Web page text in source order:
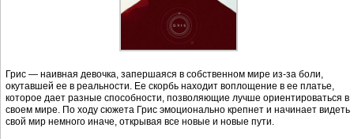
Грис — наивная девочка, запершаяся в собственном мире из-за боли,
окутавшей ее в реальности. Ее скорбь находит воплощение в ее платье,
которое дает разные способности, позволяющие лучше ориентироваться в
своем мире. По ходу сюжета Грис эмоционально крепнет и начинает видеть
свой мир немного иначе, открывая все новые и новые пути.